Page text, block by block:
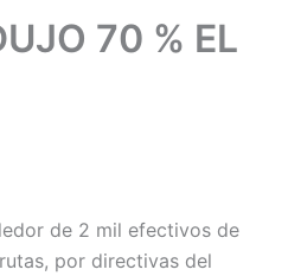
70 % EL
de 2 mil efectivos de
por directivas del